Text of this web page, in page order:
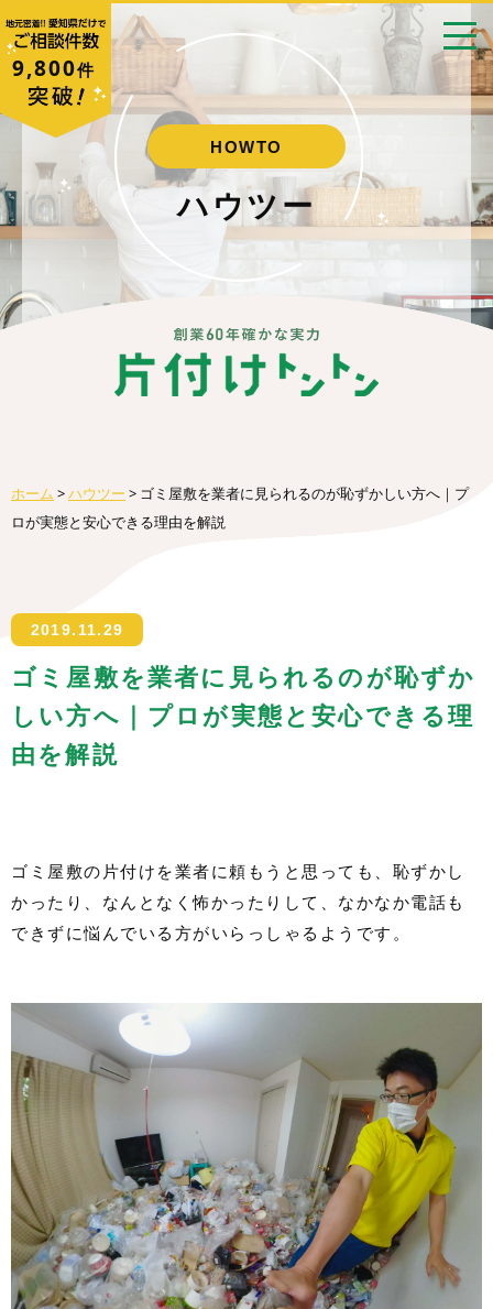
9,800件
HOWTO
ハウツー
ホーム >ハウツー > ゴミ屋敷を業者に見られるのが恥ずかしい方へ｜プ
ロが実態と安心できる理由を解説
2019.11.29
ゴミ屋敷を業者に見られるのが恥ずか
しい方へ｜プロが実態と安心できる理
由を解説
ゴミ屋敷の片付けを業者に頼もうと思っても、恥ずかし
かったり、なんとなく怖かったりして、なかなか電話も
できずに悩んでいる方がいらっしゃるようです。